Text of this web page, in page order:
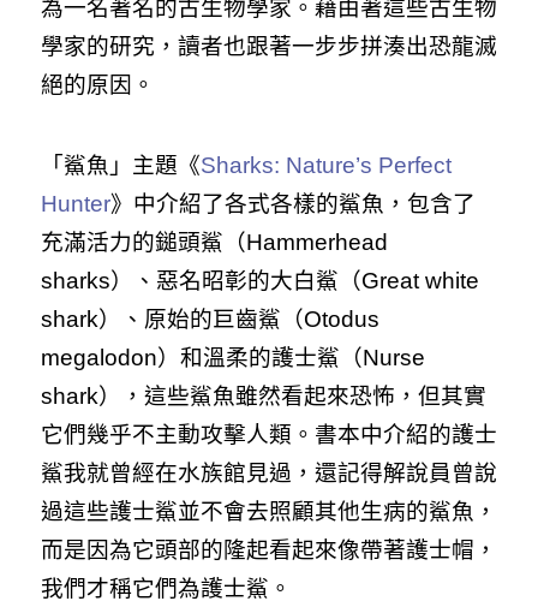
為一名著名的古生物學家。藉由著這些古生物
學家的研究，讀者也跟著一步步拼湊出恐龍滅
絕的原因。
「鯊魚」主題《Sharks: Nature’s Perfect
Hunter》中介紹了各式各樣的鯊魚，包含了
充滿活力的鎚頭鯊（Hammerhead
sharks）、惡名昭彰的大白鯊（Great white
shark）、原始的巨齒鯊（Otodus
megalodon）和溫柔的護士鯊（Nurse
shark）
，這些鯊魚雖然看起來恐怖，但其實
它們幾乎不主動攻擊人類。書本中介紹的護士
鯊我就曾經在水族館見過，還記得解說員曾說
過這些護士鯊並不會去照顧其他生病的鯊魚，
而是因為它頭部的隆起看起來像帶著護士帽，
我們才稱它們為護士鯊。